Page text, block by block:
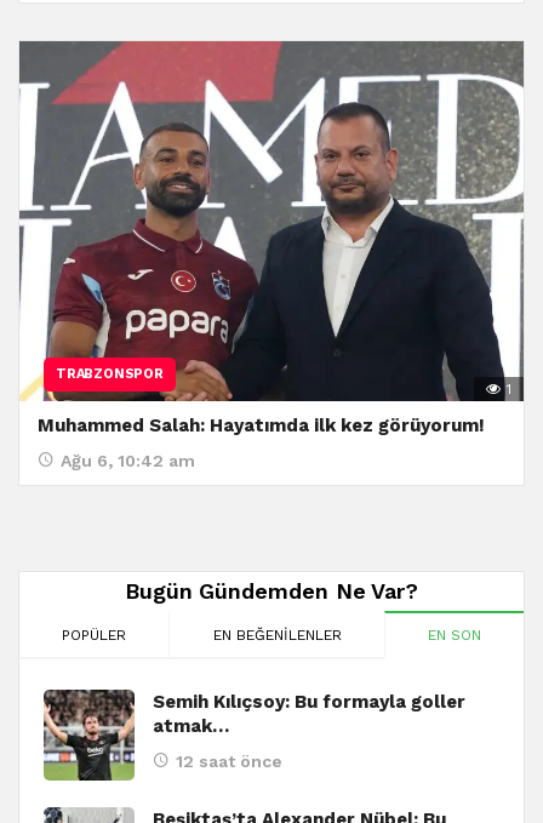
TRABZONSPOR
1
Muhammed Salah: Hayatımda ilk kez görüyorum!
Ağu 6, 10:42 am
Bugün Gündemden Ne Var?
POPÜLER EN BEĞENILENLER EN SON
Semih Kılıçsoy: Bu formayla goller
atmak…
12 saat önce